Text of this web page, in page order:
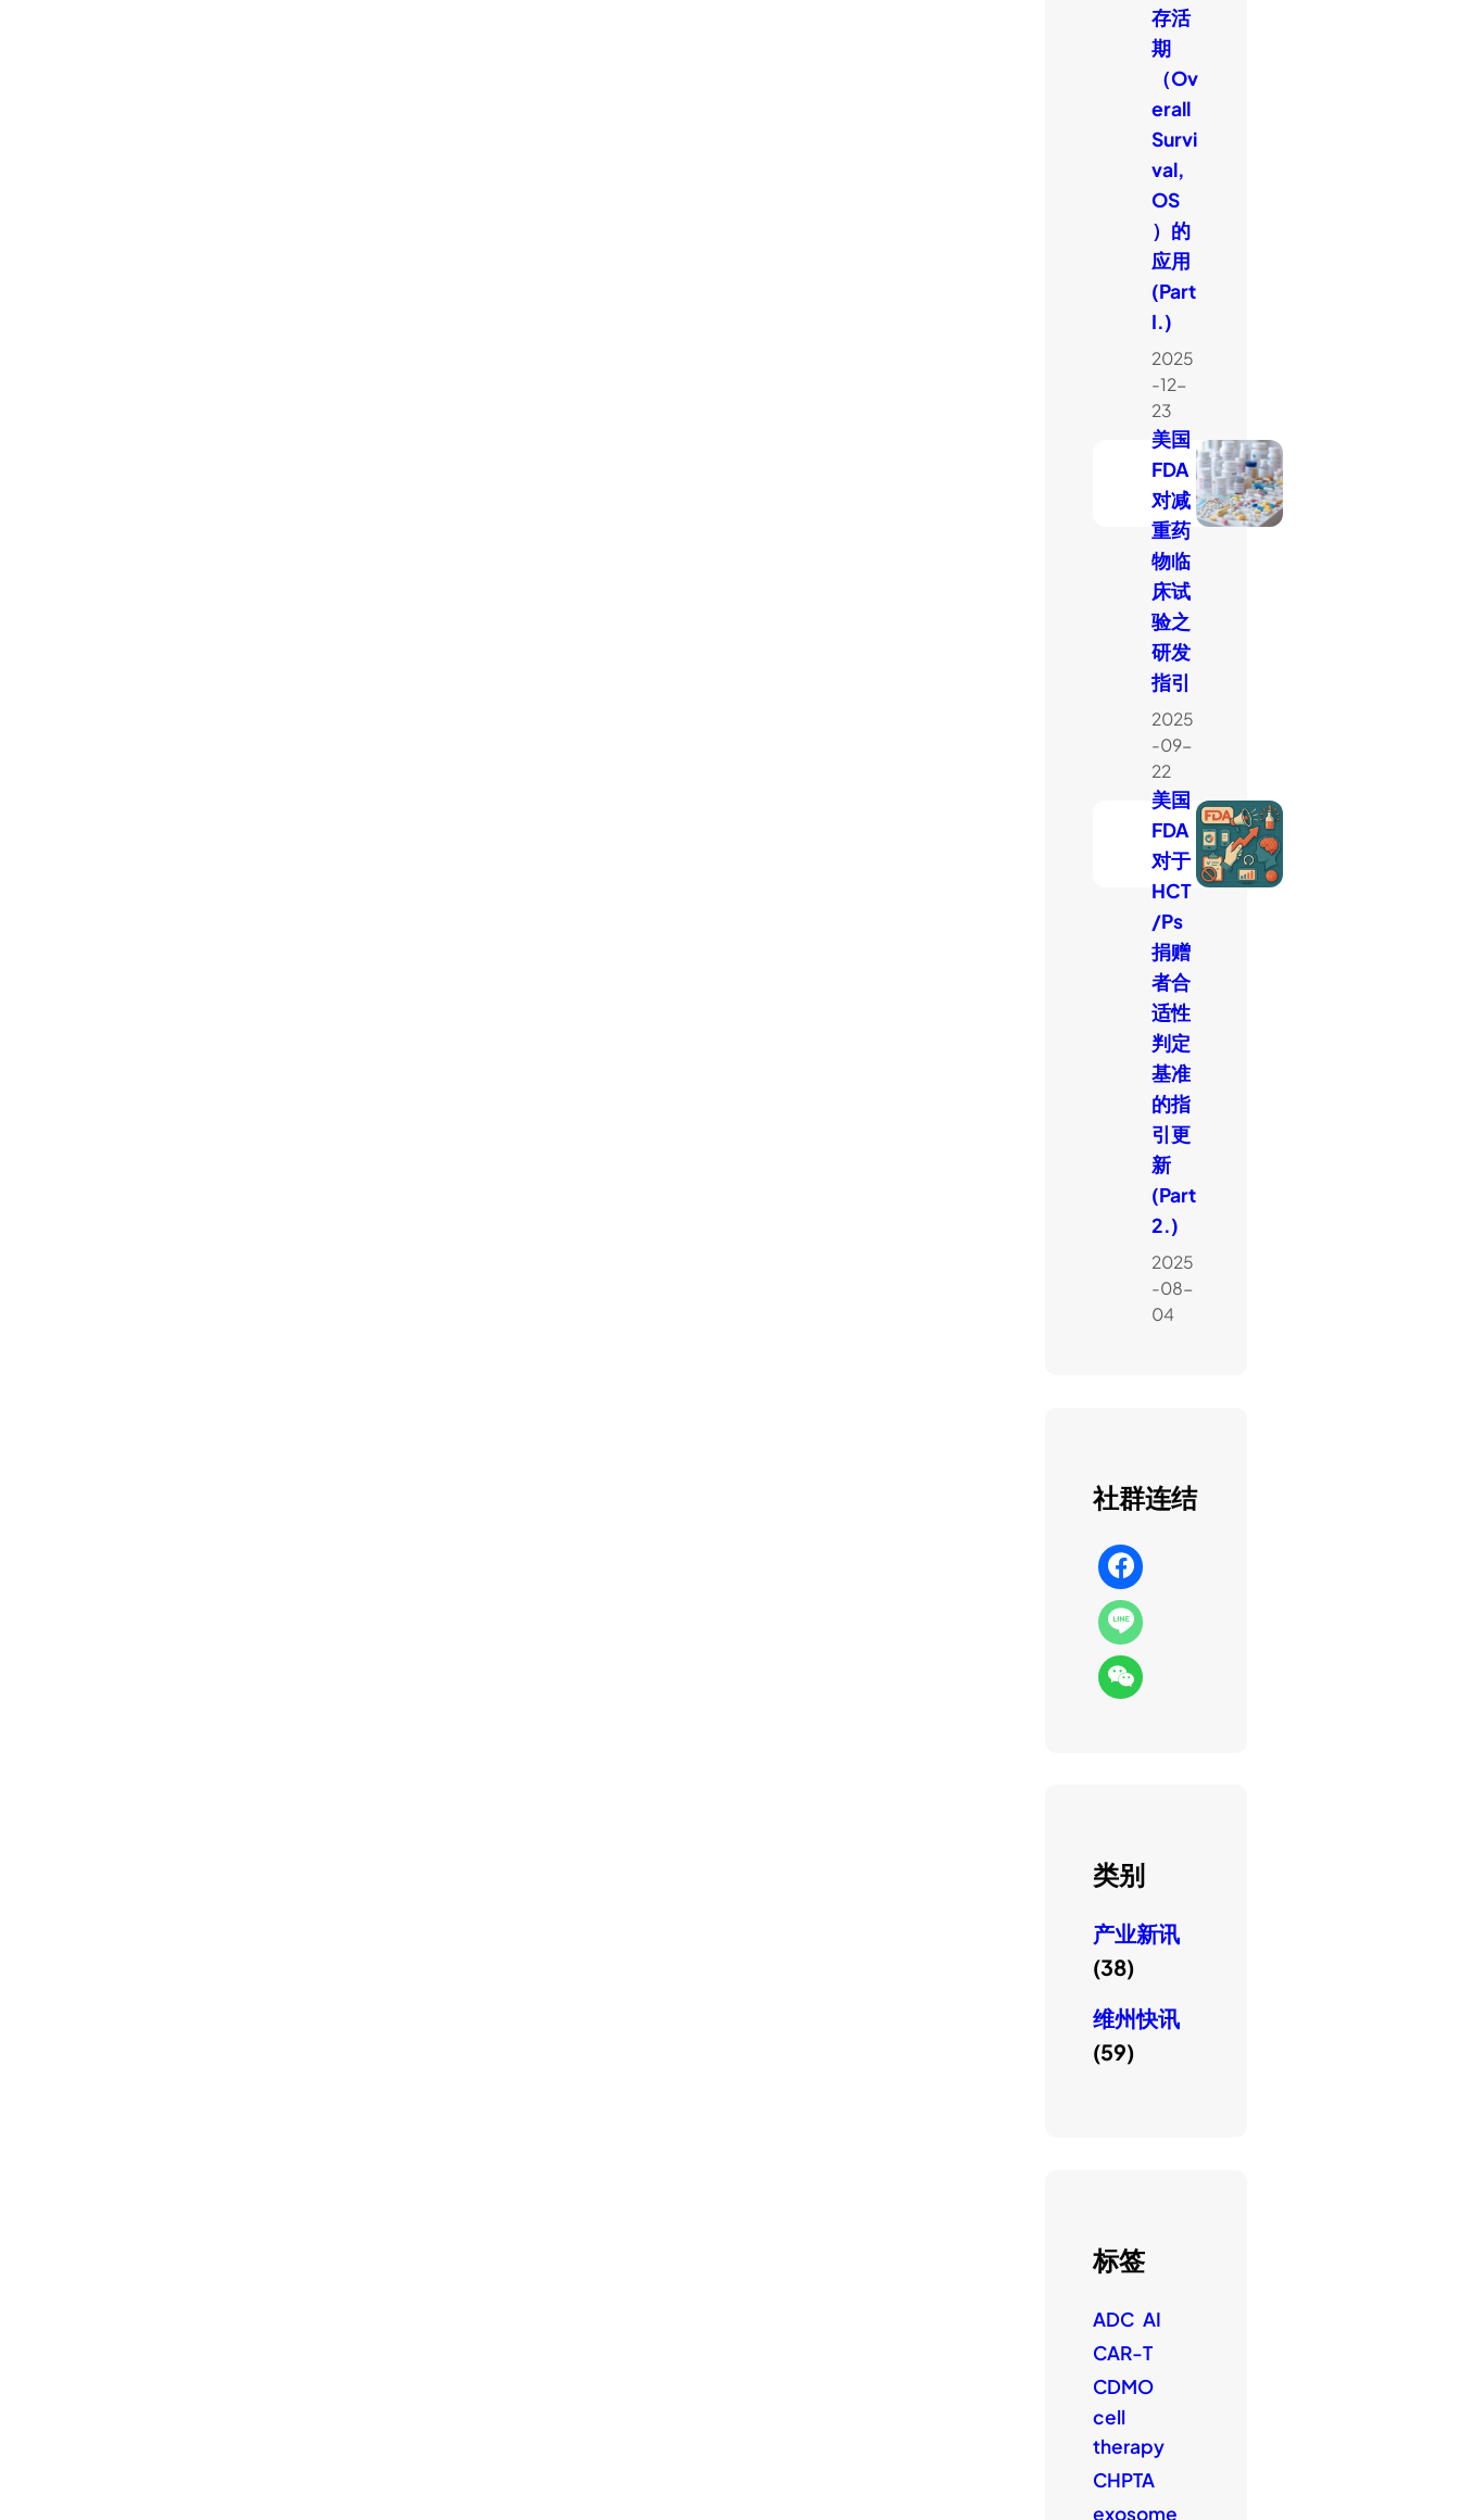
存活
期
（Ov
erall
Survi
val,
OS
）的
应用
(Part
I.)
2025
-12-
23
美国
FDA
对减
重药
物临
床试
验之
研发
指引
2025
-09-
22
美国
FDA
对于
HCT
/Ps
捐赠
者合
适性
判定
基准
的指
引更
新
(Part
2.)
2025
-08-
04
社群连结
类别
产业新讯
(38)
维州快讯
(59)
标签
ADC AI
CAR-T
CDMO
cell
therapy
CHPTA
exosome